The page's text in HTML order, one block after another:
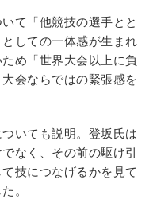
て「他競技の選手とと
しての一体感が生まれ
め「世界大会以上に負
会ならではの緊張感を
いても説明。登坂氏は
なく、その前の駆け引
技につなげるかを見て
。